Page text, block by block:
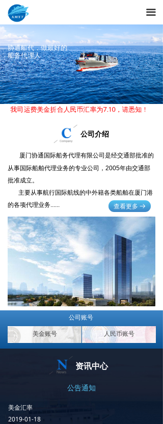
끀
协通船代，做最好的
船务代理人
资讯中心
公告通知
美金汇率
2019-01-18
厦门协通国际船务代理有限公司是经交通部批准的
从事国际船舶代理业务的专业公司，2005年由交通部
批准成立。
主要从事航行国际航线的中外籍各类船舶在厦门港
的各项代理业务......
查看更多 뀠
公司介绍
美金账号 人民币账号
公司账号
司运费美金折合人民币汇率为7.10，请悉知！